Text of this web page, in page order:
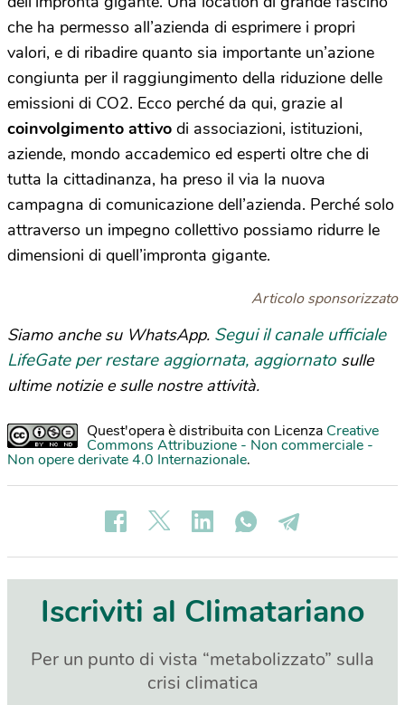
che ha permesso all’azienda di esprimere i propri
valori, e di ribadire quanto sia importante un’azione
congiunta per il raggiungimento della riduzione delle
emissioni di CO2. Ecco perché da qui, grazie al
coinvolgimento attivo di associazioni, istituzioni,
aziende, mondo accademico ed esperti oltre che di
tutta la cittadinanza, ha preso il via la nuova
campagna di comunicazione dell’azienda. Perché solo
attraverso un impegno collettivo possiamo ridurre le
dimensioni di quell’impronta gigante.
Articolo sponsorizzato
Siamo anche su WhatsApp. Segui il canale ufficiale
LifeGate per restare aggiornata, aggiornato sulle
ultime notizie e sulle nostre attività.
Quest'opera è distribuita con Licenza Creative
Commons Attribuzione - Non commerciale -
Non opere derivate 4.0 Internazionale.
Iscriviti al Climatariano
Per un punto di vista “metabolizzato” sulla
crisi climatica